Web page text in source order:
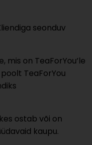
seonduv
mis on TeaForYou’le
TeaForYou
ostab või on
kaupu.